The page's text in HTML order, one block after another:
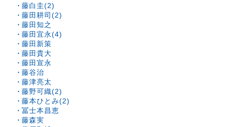
藤白圭(2)
藤田耕司(2)
藤田知之
藤田宜永(4)
藤田新策
藤田貴大
藤田宣永
藤谷治
藤津亮太
藤野可織(2)
藤本ひとみ(2)
冨士本昌恵
藤森実